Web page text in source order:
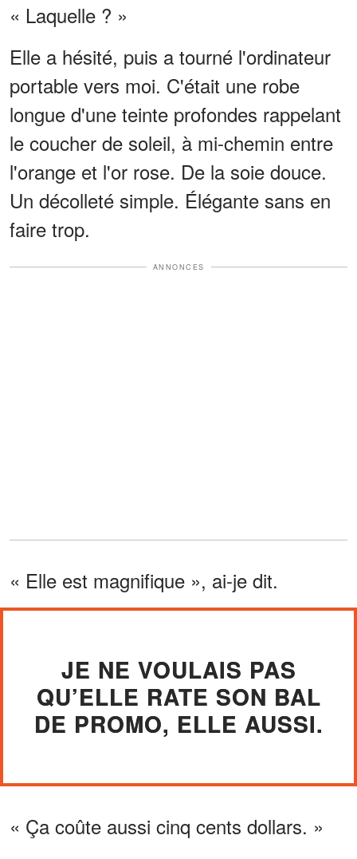
« Laquelle ? »
Elle a hésité, puis a tourné l'ordinateur
portable vers moi. C'était une robe
longue d'une teinte profondes rappelant
le coucher de soleil, à mi-chemin entre
l'orange et l'or rose. De la soie douce.
Un décolleté simple. Élégante sans en
faire trop.
ANNONCES
« Elle est magnifique », ai-je dit.
JE NE VOULAIS PAS
QU’ELLE RATE SON BAL
DE PROMO, ELLE AUSSI.
« Ça coûte aussi cinq cents dollars. »